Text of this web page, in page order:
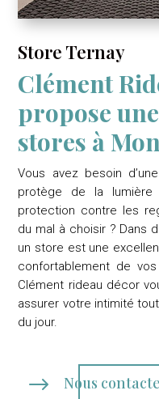
Store Ternay
Clément
propose
stores à
Vous avez besoin
protège de la
protection contre les
du mal à choisir ? Dans
un store est une
confortablement de
Clément rideau décor
assurer votre intimité
du jour.
$ Nous